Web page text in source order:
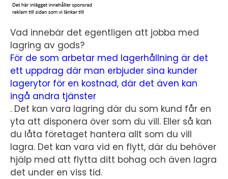
Vad innebär det egentligen att jobba med
lagring av gods?
För de som arbetar med lagerhållning är det
ett uppdrag där man erbjuder sina kunder
lagerytor för en kostnad, där det även kan
ingå andra tjänster
. Det kan vara lagring där du som kund får en
yta att disponera över som du vill. Eller så kan
du låta företaget hantera allt som du vill
lagra. Det kan vara vid en flytt, där du behöver
hjälp med att flytta ditt bohag och även lagra
det under en viss tid.